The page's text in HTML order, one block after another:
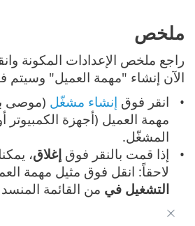
ملخص
راجع ملخص الإعدادات المكونة
الآن إنشاء "مهمة العميل" وسيتم
انقر فوق إنشاء مشغّل (موصى
مهمة العميل (أجهزة الكمبيوتر
المشغّل.
إذا قمت بالنقر فوقإغلاق،
لاحقاً: انقل فوق مثيل مهمة
التشغيل في من القائمة